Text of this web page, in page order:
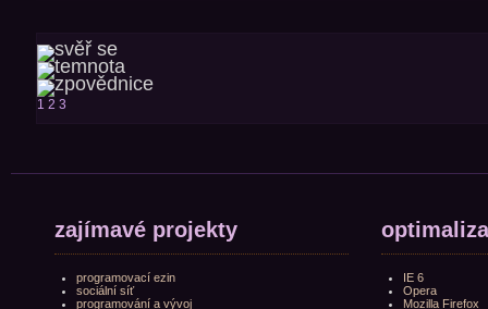
1 2 3
zajímavé projekty
programovací ezin
sociální síť
programování a vývoj
IE 6
Opera
Mozilla Firefox